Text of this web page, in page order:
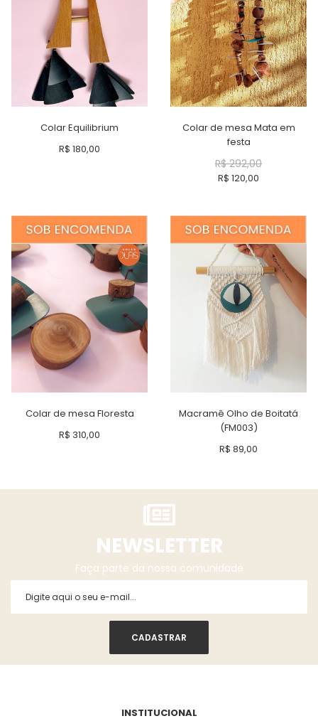
Colar Equilibrium
R$ 180,00
Colar de mesa Mata em
festa
R$292,00
R$ 120,00
Colar de mesa Floresta
R$ 310,00
Macramê Olho de Boitatá
(FM003)
R$ 89,00
NEWSLETTER
Faça parte da nossa comunidade
INSTITUCIONAL